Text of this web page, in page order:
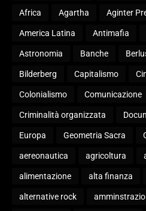
Africa Agartha Aginter
America Latina Antimafia
Astronomia Banche
Bilderberg Capitalismo
Colonialismo Comunicazione
Criminalità organizzata
Europa Geometria Sacra
aereonautica agricoltura
alimentazione alta finanza
alternative rock